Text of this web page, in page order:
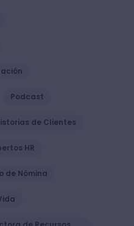
Podcast
de Clientes
HR
de Nómina